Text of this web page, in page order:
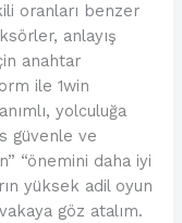
oranları benzer
anlayış
anahtar
ile 1win
yolculuğa
güvenle ve
“önemini daha iyi
yüksek adil oyun
göz atalım.